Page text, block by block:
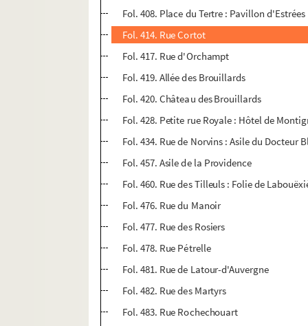
Fol. 408. Place du Tertre : Pavillon d'Estrées
Fol. 414. Rue Cortot
Fol. 417. Rue d'Orchampt
Fol. 419. Allée des Brouillards
Fol. 420. Château des Brouillards
Fol. 428. Petite rue Royale : Hôtel de
Fol. 434. Rue de Norvins : Asile du Docteur
Fol. 457. Asile de la Providence
Fol. 460. Rue des Tilleuls : Folie de
Fol. 476. Rue du Manoir
Fol. 477. Rue des Rosiers
Fol. 478. Rue Pétrelle
Fol. 481. Rue de Latour-d'Auvergne
Fol. 482. Rue des Martyrs
Fol. 483. Rue Rochechouart